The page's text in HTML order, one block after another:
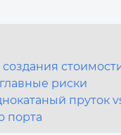
создания
риски
пруток
порта